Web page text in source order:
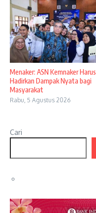
Menaker: ASN Kemnaker Harus
Hadirkan Dampak Nyata bagi
Masyarakat
Rabu, 5 Agustus 2026
Cari